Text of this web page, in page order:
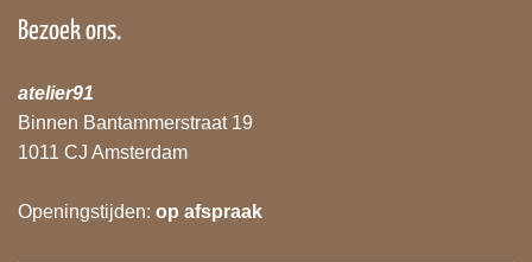
Bezoek ons.
atelier91
Binnen Bantammerstraat 19
1011 CJ Amsterdam
Openingstijden: op afspraak